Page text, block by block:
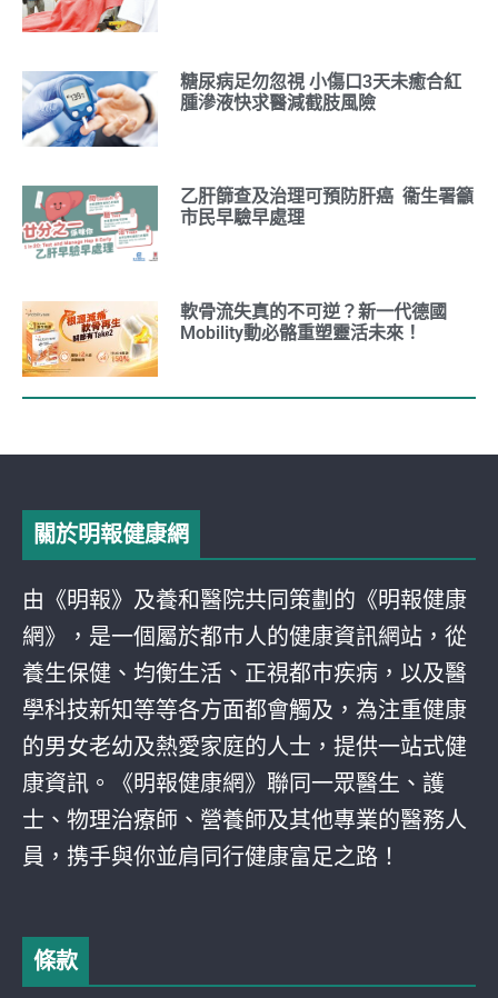
糖尿病足勿忽視 小傷口3天未癒合紅
腫滲液快求醫減截肢風險
乙肝篩查及治理可預防肝癌 衞生署籲
市民早驗早處理
軟骨流失真的不可逆？新一代德國
Mobility動必骼重塑靈活未來！
關於明報健康網
由《明報》及養和醫院共同策劃的《明報健康
網》，是一個屬於都巿人的健康資訊網站，從
養生保健、均衡生活、正視都巿疾病，以及醫
學科技新知等等各方面都會觸及，為注重健康
的男女老幼及熱愛家庭的人士，提供一站式健
康資訊。《明報健康網》聯同一眾醫生、護
士、物理治療師、營養師及其他專業的醫務人
員，携手與你並肩同行健康富足之路！
條款